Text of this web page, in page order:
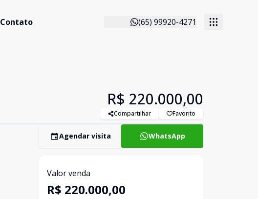
Contato (65) 99920-4271
R$ 220.000,00
Compartilhar Favorito
Agendar visita WhatsApp
Valor venda
R$ 220.000,00